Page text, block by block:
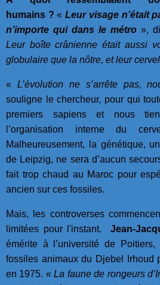
humains ? «Leur visage n’était
n’importe qui dans le métro »,
Leur boîte crânienne était aussi
globulaire que la nôtre, et leur
« L’évolution ne s’arrête pas,
souligne le chercheur, pour qui
premiers sapiens et nous
l’organisation interne du
Malheureusement, la génétique,
de Leipzig, ne sera d’aucun
fait trop chaud au Maroc pour
ancien sur ces fossiles.
Mais, les controverses
limitées pour l'instant. Jean-
émérite à l’université de
fossiles animaux du Djebel Irhoud
en 1975. «La faune de rongeurs